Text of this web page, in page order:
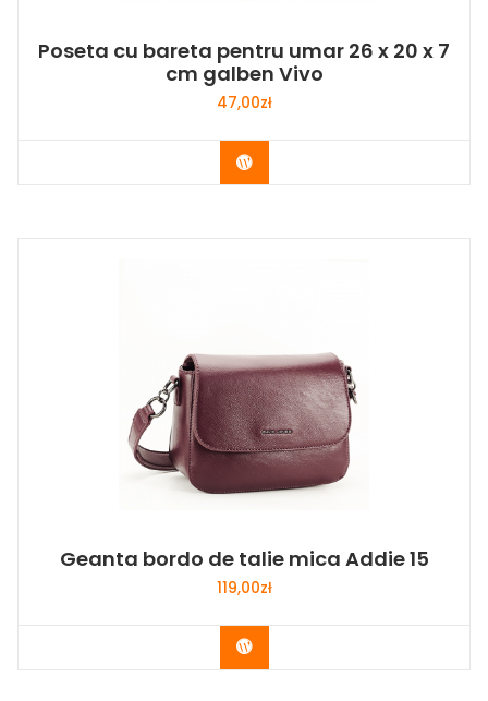
Poseta cu bareta pentru umar 26 x 20 x 7
cm galben Vivo
47,00zł
Buy Now
Geanta bordo de talie mica Addie 15
119,00zł
Buy Now